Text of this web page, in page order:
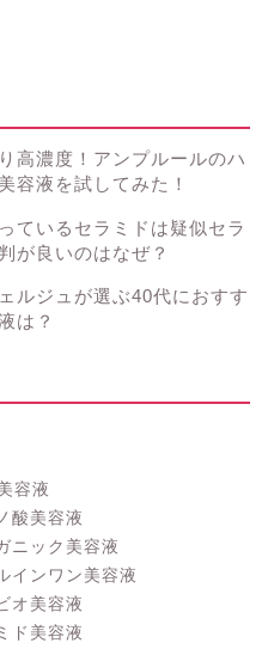
高濃度！アンプルールのハ
容液を試してみた！
ているセラミドは疑似セラ
が良いのはなぜ？
ルジュが選ぶ40代におすす
は？
容液
酸美容液
ニック美容液
インワン美容液
オ美容液
ド美容液